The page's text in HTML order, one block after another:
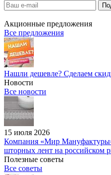
Акционные предложения
Все предложения
Нашли дешевле? Сделаем
Новости
Все новости
15 июля 2026
Компания «Мир
шторных лент на российском
Полезные советы
Все советы